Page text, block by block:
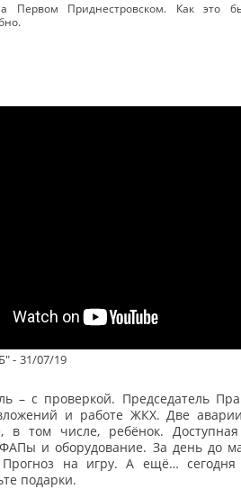
Первом Приднестровском. Как это
- 31/07/19
– с проверкой. Председатель
и работе ЖКХ. Две
в том числе, ребёнок.
и оборудование. За день до
Прогноз на игру. А ещё…
подарки.